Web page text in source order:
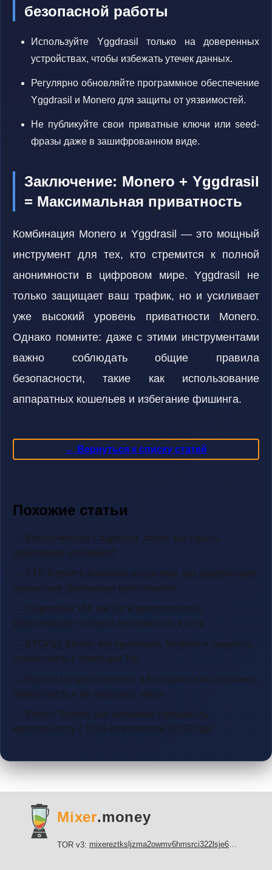
безопасной работы
Используйте Yggdrasil только на доверенных
устройствах, чтобы избежать утечек данных.
Регулярно обновляйте программное обеспечение
Yggdrasil и Monero для защиты от уязвимостей.
Не публикуйте свои приватные ключи или seed-
фразы даже в зашифрованном виде.
Заключение: Monero + Yggdrasil
= Максимальная приватность
Комбинация Monero и Yggdrasil — это мощный
инструмент для тех, кто стремится к полной
анонимности в цифровом мире. Yggdrasil не
только защищает ваш трафик, но и усиливает
уже высокий уровень приватности Monero.
Однако помните: даже с этими инструментами
важно соблюдать общие правила
безопасности, такие как использование
аппаратных кошельев и избегание фишинга.
← Вернуться к списку статей
Похожие статьи
→ Bitcoin-миксер с адресом .onion: как скрыть
транзакции анонимно?
→ STR Report в блокчейн-аналитике: как разоблачают
приватные транзакции криптовалют
→ Disposable VM: как Tor и криптовалюты
обеспечивают полную анонимность в сети
→ BTCPay Server: как принимать биткоин и защитить
приватность с помощью Tor
→ Налоги на криптовалюту в Болгарии: как сохранить
приватность и не нарушить закон
→ Bitcoin Tumble: как анонимно смешивать
криптовалюту с DNS-резолвером DNSCrypt
Mixer.money
TOR v3: mixereztksljzma2owmv6hmsrci322lsje6m3svicoddk3xbgvhd2fid.onion